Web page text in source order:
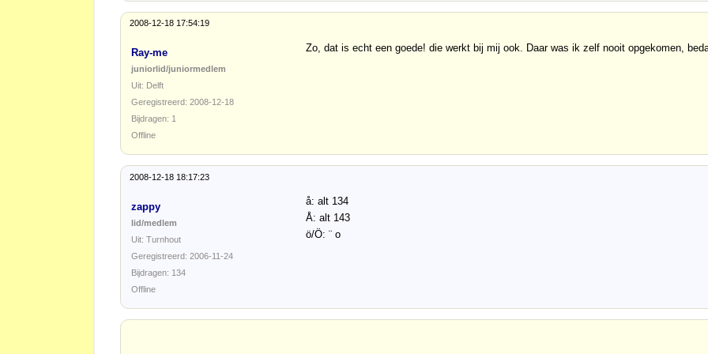
2008-12-18 17:54:19
Ray-me
juniorlid/juniormedlem
Uit: Delft
Geregistreerd: 2008-12-18
Bijdragen: 1
Zo, dat is echt een goede! die werkt bij mij ook. Daar was ik zelf nooit opgekomen,
Offline
2008-12-18 18:17:23
zappy
lid/medlem
Uit: Turnhout
Geregistreerd: 2006-11-24
Bijdragen: 134
å: alt 134
Å: alt 143
ö/Ö: ¨ o
Offline